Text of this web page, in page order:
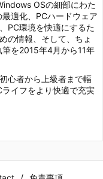
OSの細部にわた
適化、PCハードウェア
PC環境を快適にするた
の情報、そして、ちょ
を2015年4月から11年
心者から上級者まで幅
イフをより快適で充実